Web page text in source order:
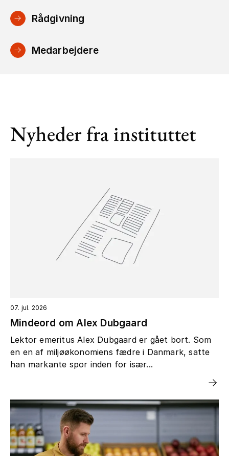
Rådgivning
Medarbejdere
Nyheder fra instituttet
07. jul. 2026
Mindeord om Alex Dubgaard
Lektor emeritus Alex Dubgaard er gået bort. Som
en en af miljøøkonomiens fædre i Danmark, satte
han markante spor inden for især...